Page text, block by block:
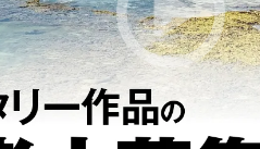
地域活性化